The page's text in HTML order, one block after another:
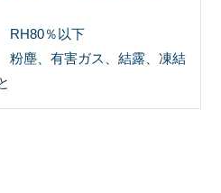
RH80％以下
粉塵、有害ガス、結露、凍結